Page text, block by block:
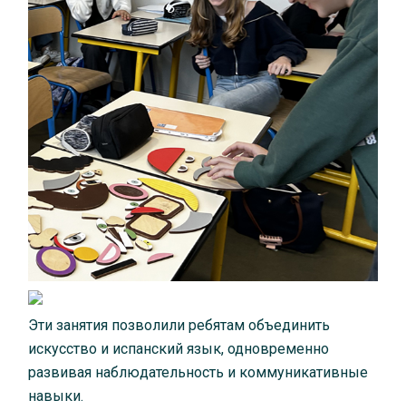
Эти занятия позволили ребятам объединить
искусство и испанский язык, одновременно
развивая наблюдательность и коммуникативные
навыки.